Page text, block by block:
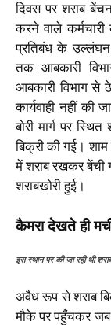
दिवस पर शराब
करने वाले
प्रतिबंध के उल्लंघन
तक आबकारी
आबकारी विभाग से
कार्यवाही नहीं
बोरी मार्ग पर
बिक्री की गई। शाम
में शराब रखकर
शराबखोरी हुई।
कैमरा देखते ही
इस स्थान पर की जा रही थी
अवैध रूप से शराब
मौके पर पहुँचकर